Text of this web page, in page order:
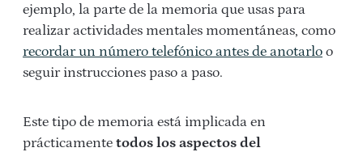
ejemplo, la parte de la memoria que usas para
realizar actividades mentales momentáneas, como
recordar un número telefónico antes de anotarlo o
seguir instrucciones paso a paso.
Este tipo de memoria está implicada en
prácticamente todos los aspectos del